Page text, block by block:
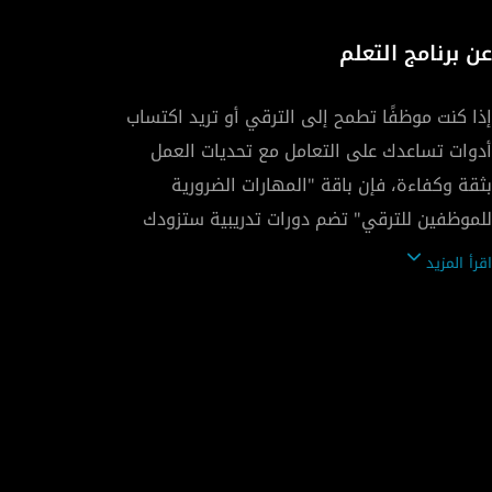
عن برنامج التعلم
إذا كنت موظفًا تطمح إلى الترقي أو تريد اكتساب
أدوات تساعدك على التعامل مع تحديات العمل
بثقة وكفاءة، فإن باقة "المهارات الضرورية
للموظفين للترقي" تضم دورات تدريبية ستزودك
اقرأ المزيد